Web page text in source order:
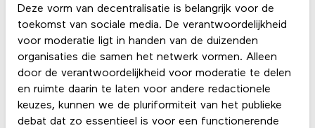
Deze vorm van decentralisatie is belangrijk voor de
toekomst van sociale media. De verantwoordelijkheid
voor moderatie ligt in handen van de duizenden
organisaties die samen het netwerk vormen. Alleen
door de verantwoordelijkheid voor moderatie te delen
en ruimte daarin te laten voor andere redactionele
keuzes, kunnen we de pluriformiteit van het publieke
debat dat zo essentieel is voor een functionerende